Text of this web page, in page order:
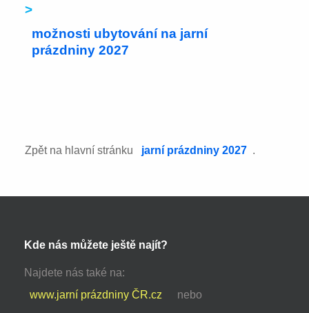
>
možnosti ubytování na jarní
prázdniny 2027
Zpět na hlavní stránku jarní prázdniny 2027 .
Kde nás můžete ještě najít?
Najdete nás také na:
www.jarní prázdniny ČR.cz
nebo